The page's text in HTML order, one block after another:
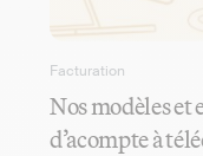
Facturation
Nos modèles et
d’acompte à